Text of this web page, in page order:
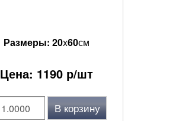
Размеры: 20x60см
Цена: 1190р/шт
В корзину